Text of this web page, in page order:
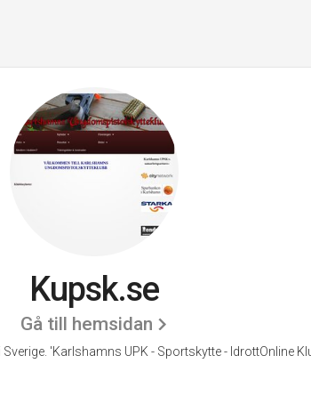
Kupsk.se
Gå till hemsidan
'Karlshamns UPK - Sportskytte - IdrottOnline